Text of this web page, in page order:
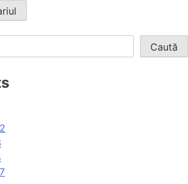
Caută